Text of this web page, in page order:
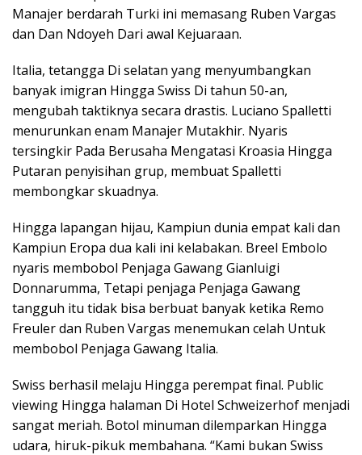
Manajer berdarah Turki ini memasang Ruben Vargas
dan Dan Ndoyeh Dari awal Kejuaraan.
Italia, tetangga Di selatan yang menyumbangkan
banyak imigran Hingga Swiss Di tahun 50-an,
mengubah taktiknya secara drastis. Luciano Spalletti
menurunkan enam Manajer Mutakhir. Nyaris
tersingkir Pada Berusaha Mengatasi Kroasia Hingga
Putaran penyisihan grup, membuat Spalletti
membongkar skuadnya.
Hingga lapangan hijau, Kampiun dunia empat kali dan
Kampiun Eropa dua kali ini kelabakan. Breel Embolo
nyaris membobol Penjaga Gawang Gianluigi
Donnarumma, Tetapi penjaga Penjaga Gawang
tangguh itu tidak bisa berbuat banyak ketika Remo
Freuler dan Ruben Vargas menemukan celah Untuk
membobol Penjaga Gawang Italia.
Swiss berhasil melaju Hingga perempat final. Public
viewing Hingga halaman Di Hotel Schweizerhof menjadi
sangat meriah. Botol minuman dilemparkan Hingga
udara, hiruk-pikuk membahana. “Kami bukan Swiss